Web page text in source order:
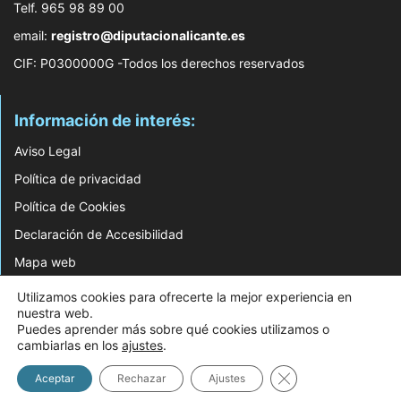
Telf. 965 98 89 00
email: registro@diputacionalicante.es
CIF: P0300000G -Todos los derechos reservados
Información de interés:
Aviso Legal
Política de privacidad
Política de Cookies
Declaración de Accesibilidad
Mapa web
© 2026 Web Desarrollada por el Servicio de Informática de Diputación de
Utilizamos cookies para ofrecerte la mejor experiencia en
nuestra web.
Puedes aprender más sobre qué cookies utilizamos o
cambiarlas en los ajustes.
Aceptar Rechazar Ajustes Cerrar el banner de